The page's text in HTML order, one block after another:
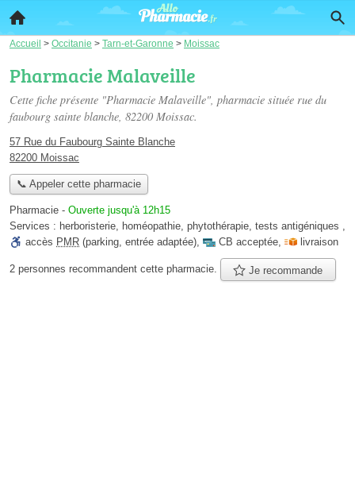
Accueil > Occitanie > Tarn-et-Garonne > Moissac
Pharmacie Malaveille
Cette fiche présente "Pharmacie Malaveille", pharmacie située rue du
faubourg sainte blanche, 82200 Moissac.
57 Rue du Faubourg Sainte Blanche
82200 Moissac
📞 Appeler cette pharmacie
Pharmacie - Ouverte jusqu'à 12h15
Services : herboristerie, homéopathie, phytothérapie, tests antigéniques ,
accès PMR (parking, entrée adaptée), CB acceptée, livraison
2 personnes recommandent cette pharmacie. Je recommande